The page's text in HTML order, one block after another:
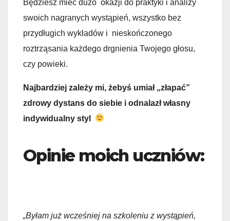
Będziesz mieć dużo okazji do praktyki i analizy
swoich nagranych wystąpień, wszystko bez
przydługich wykładów i nieskończonego
roztrząsania każdego drgnienia Twojego głosu,
czy powieki.
Najbardziej zależy mi, żebyś umiał „złapać”
zdrowy dystans do siebie i odnalazł własny
indywidualny styl
Opinie moich uczniów:
„Byłam już wcześniej na szkoleniu z wystąpień,